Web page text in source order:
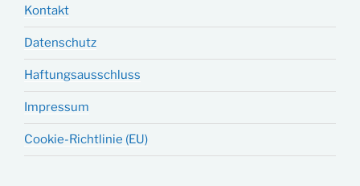
Kontakt
Datenschutz
Haftungsausschluss
Impressum
Cookie-Richtlinie (EU)